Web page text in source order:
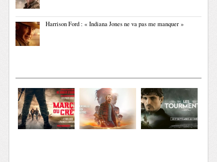
Harrison Ford : « Indiana Jones ne va pas me manquer »